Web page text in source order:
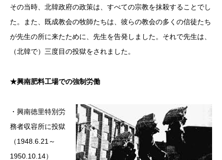
その当時、北韓政府の政策は、すべての宗教を抹殺することでし
た。また、既成教会の牧師たちは、彼らの教会の多くの信徒たち
が先生の所に来たために、先生を告発しました。それで先生は、
（北韓で）三度目の投獄をされました。
★興南肥料工場での強制労働
・興南徳里特別労
務者収容所に投獄
（1948.6.21～
1950.10.14）